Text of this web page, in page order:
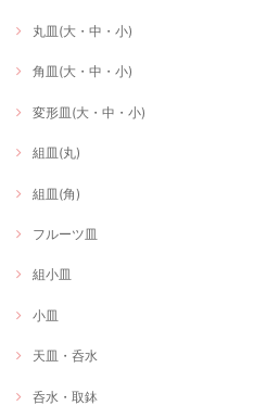
丸皿(大・中・小)
角皿(大・中・小)
変形皿(大・中・小)
組皿(丸)
組皿(角)
フルーツ皿
組小皿
小皿
天皿・呑水
呑水・取鉢